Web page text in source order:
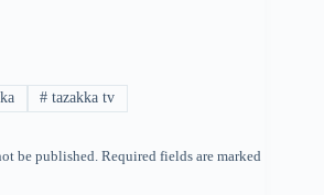
# tazakka tv
be published. Required fields are marked